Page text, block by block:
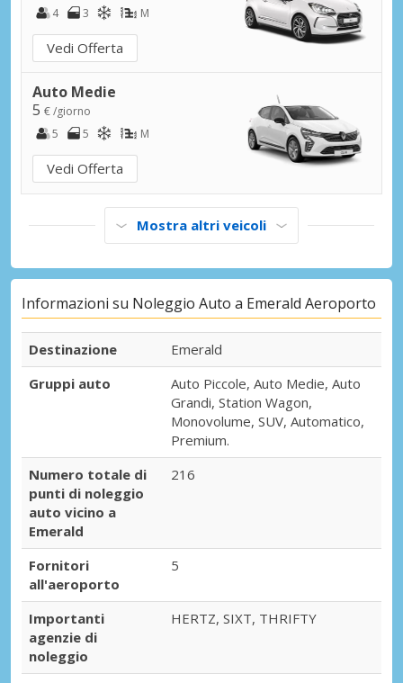
4
3 M
Vedi Offerta
Auto Medie
5 € /giorno
5
5 M
Vedi Offerta
Mostra altri veicoli
Informazioni su Noleggio Auto a Emerald Aeroporto
Destinazione
Emerald
Gruppi auto
Auto Piccole, Auto Medie, Auto
Grandi, Station Wagon,
Monovolume, SUV, Automatico,
Premium.
Numero totale di
punti di noleggio
auto vicino a
Emerald
216
Fornitori
all'aeroporto
5
Importanti
agenzie di
noleggio
HERTZ, SIXT, THRIFTY